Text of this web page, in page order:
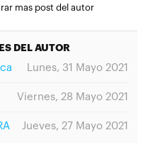
mas post del autor
DEL AUTOR
Lunes, 31 Mayo 2021
Viernes, 28 Mayo 2021
Jueves, 27 Mayo 2021